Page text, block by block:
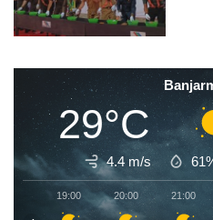
29°C
4.4 m/s
19:00 20:00 21:00